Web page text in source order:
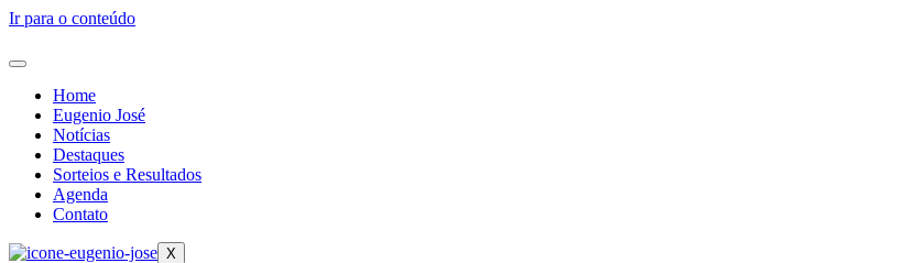
Ir para o conteúdo
Home
Eugenio José
Notícias
Destaques
Sorteios e Resultados
Agenda
Contato
X